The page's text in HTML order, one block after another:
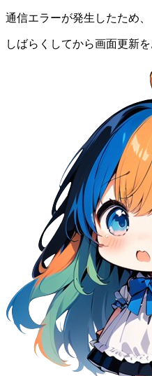
通信エラーが発生したため、
しばらくしてから画面更新